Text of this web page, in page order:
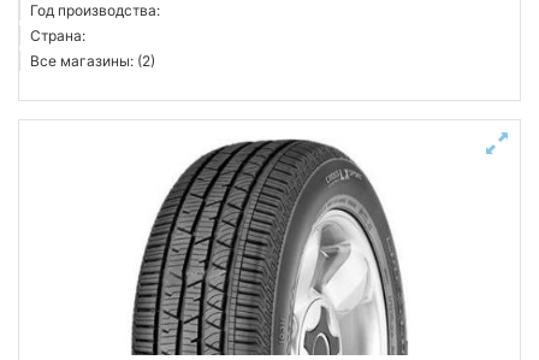
Год производства:
Страна:
Все магазины: (2)